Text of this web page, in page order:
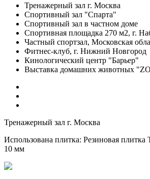
Тренажерный зал г. Москва
Спортивный зал "Спарта"
Спортивный зал в частном доме
Спортивная площадка 270 м2, г.
Частный спортзал, Московская
Фитнес-клуб, г. Нижний Новгород
Кинологический центр "Барьер"
Выставка домашних животных
Тренажерный зал г. Москва
Использована плитка: Резиновая
10 мм